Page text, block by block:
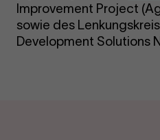
Improvement Project
sowie des
Development Solutions